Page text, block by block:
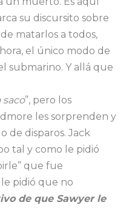
su discursito sobre
matarlos a todos,
el único modo de
submarino. Y allá que
saco”, pero los
les sorprenden y
de disparos. Jack
tal y como le pidió
que fue
pidió que no
de que Sawyer le